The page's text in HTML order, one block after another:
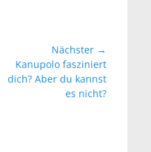
Nächster →
Nächster
Beitrag:
Kanupolo fasziniert
dich? Aber du kannst
es nicht?